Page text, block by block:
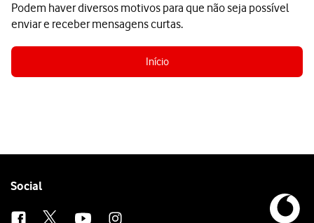
Podem haver diversos motivos para que não seja possível
enviar e receber mensagens curtas.
Início
Follow
Social